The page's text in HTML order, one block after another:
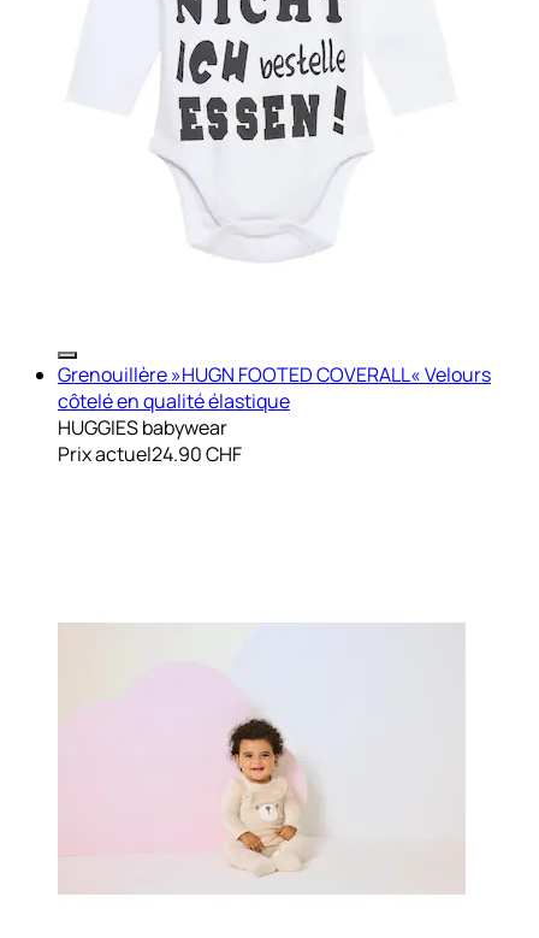
Grenouillère »HUGN FOOTED COVERALL« Velours
côtelé en qualité élastique
HUGGIES babywear
Prix actuel24.90 CHF